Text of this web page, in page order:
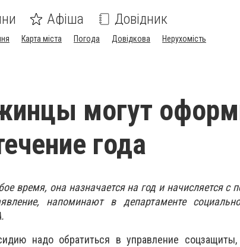
Афіша Довідник
Карта міста Погода Довідкова Нерухомість
могут
года
время, она назначается на год и начисляется с
напоминают в департаменте
надо обратиться в управление соцзащиты,